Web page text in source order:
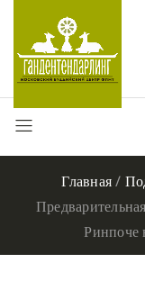
Главная/
Ринпоче